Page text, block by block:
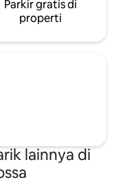
Parkir gratis di
properti
lainnya di